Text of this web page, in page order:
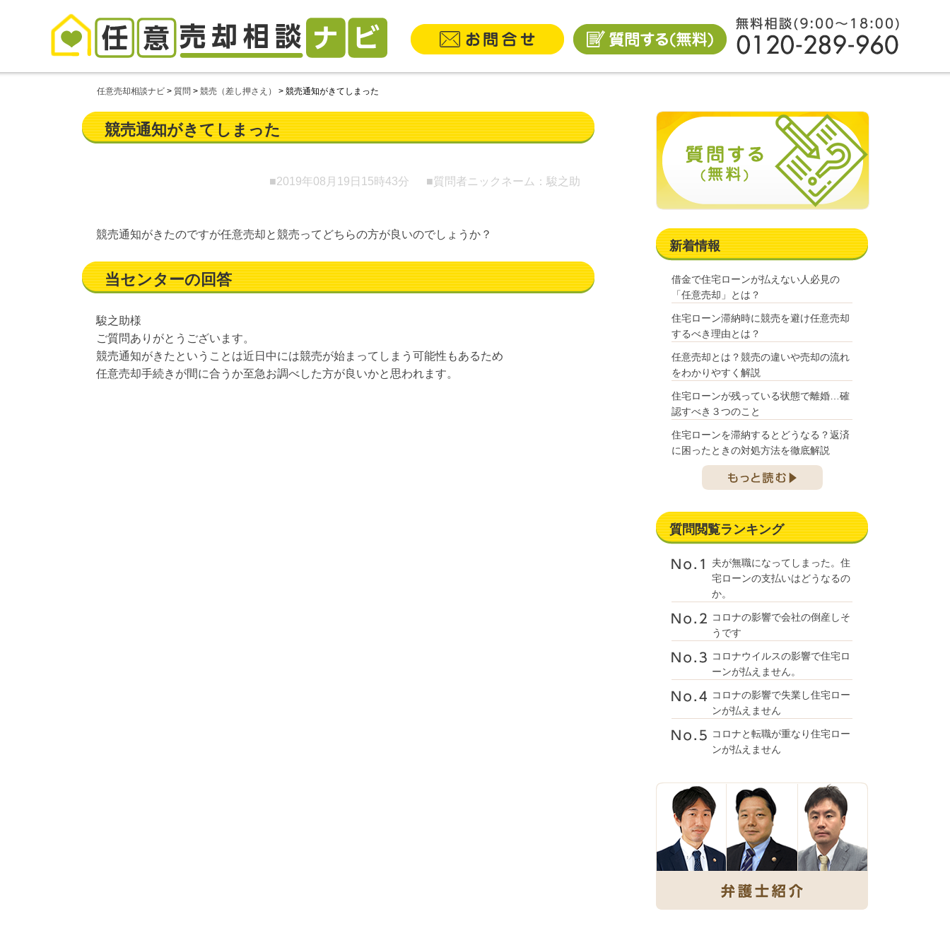
任意売却相談ナビ > 質問 > 競売（差し押さえ） > 競売通知がきてしまった
競売通知がきてしまった
■2019年08月19日 15時43分 ■質問者ニックネーム：駿之助
競売通知がきたのですが任意売却と競売ってどちらの方が良いのでしょうか？
当センターの回答
駿之助様
ご質問ありがとうございます。
競売通知がきたということは近日中には競売が始まってしまう可能性もあるため
任意売却手続きが間に合うか至急お調べした方が良いかと思われます。
新着情報
借金で住宅ローンが払えない人必見の
「任意売却」とは？
住宅ローン滞納時に競売を避け任意売却
するべき理由とは？
任意売却とは？競売の違いや売却の流れ
をわかりやすく解説
住宅ローンが残っている状態で離婚…確
認すべき３つのこと
住宅ローンを滞納するとどうなる？返済
に困ったときの対処方法を徹底解説
質問閲覧ランキング
夫が無職になってしまった。住
宅ローンの支払いはどうなるの
か。
コロナの影響で会社の倒産しそ
うです
コロナウイルスの影響で住宅ロ
ーンが払えません。
コロナの影響で失業し住宅ロー
ンが払えません
コロナと転職が重なり住宅ロー
ンが払えません